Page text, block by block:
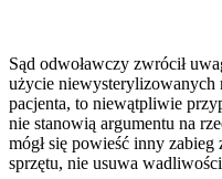
Sąd odwoławczy zwrócił
użycie niewysterylizowanych
pacjenta, to niewątpliwie
nie stanowią argumentu na
mógł się powieść inny
sprzętu, nie usuwa